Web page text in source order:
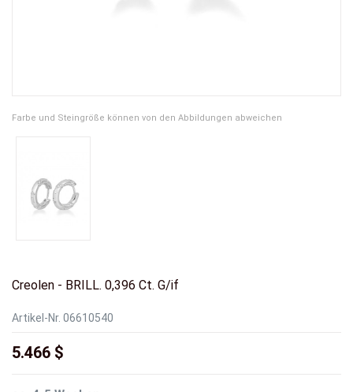
Farbe und Steingröße können von den Abbildungen abweichen
Creolen - BRILL. 0,396 Ct. G/if
Artikel-Nr. 06610540
5.466 $